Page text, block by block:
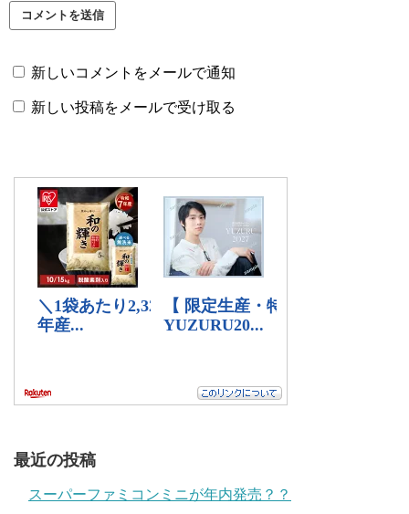
新しいコメントをメールで通知
新しい投稿をメールで受け取る
最近の投稿
スーパーファミコンミニが年内発売？？